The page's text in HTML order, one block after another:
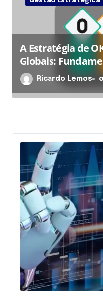
A Estratégia de
Globais:
Impactos na
Ricardo Lemos